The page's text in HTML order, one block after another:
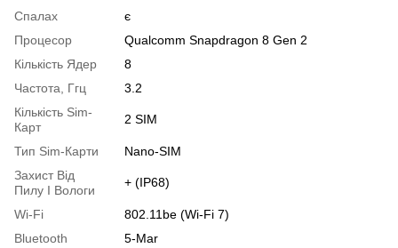
Спалах
є
Процесор
Qualcomm Snapdragon 8 Gen 2
Кількість Ядер
8
Частота, Ггц
3.2
Кількість Sim-
Карт
2 SIM
Тип Sim-Карти
Nano-SIM
Захист Від
Пилу І Вологи
+ (IP68)
Wi-Fi
802.11be (Wi-Fi 7)
Bluetooth
5-Mar